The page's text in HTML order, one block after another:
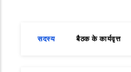
सदस्य बैठक के कार्यवृत्त